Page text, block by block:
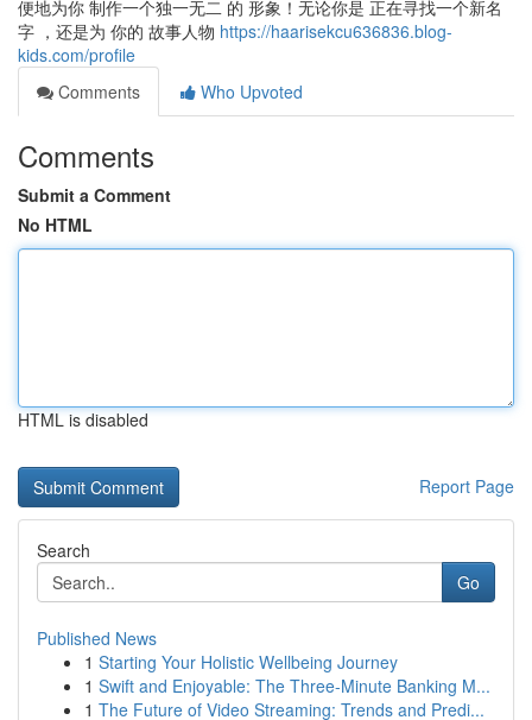
便地为你 制作一个独一无二 的 形象！无论你是 正在寻找一个新名
字 ，还是为 你的 故事人物 https://haarisekcu636836.blog-
kids.com/profile
Comments
Who Upvoted
Comments
Submit a Comment
No HTML
HTML is disabled
Report Page
Search
Go
Published News
1 Starting Your Holistic Wellbeing Journey
1 Swift and Enjoyable: The Three-Minute Banking M...
1 The Future of Video Streaming: Trends and Predi...